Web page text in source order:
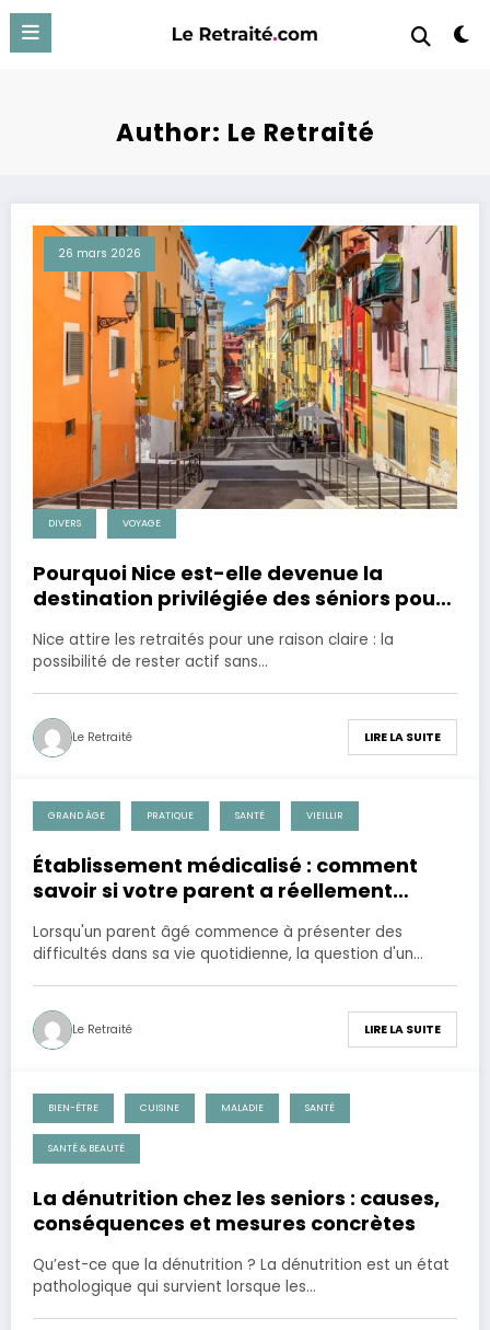
Aller
contenu
Author: Le Retraité
26 mars 2026
DIVERS VOYAGE
Pourquoi Nice est-elle devenue la
destination privilégiée des séniors pour
Nice attire les retraités pour une raison claire : la
possibilité de rester actif sans…
Le Retraité LIRE LA SUITE
7 janvier 2026
GRAND ÂGE PRATIQUE SANTÉ VIEILLIR
Établissement médicalisé : comment
savoir si votre parent a réellement
Lorsqu'un parent âgé commence à présenter des
difficultés dans sa vie quotidienne, la question d'un…
Le Retraité LIRE LA SUITE
26 décembre 2025
BIEN-ÊTRE CUISINE MALADIE SANTÉ
SANTÉ & BEAUTÉ
La dénutrition chez les seniors : causes,
conséquences et mesures concrètes
Qu’est-ce que la dénutrition ? La dénutrition est un état
pathologique qui survient lorsque les…